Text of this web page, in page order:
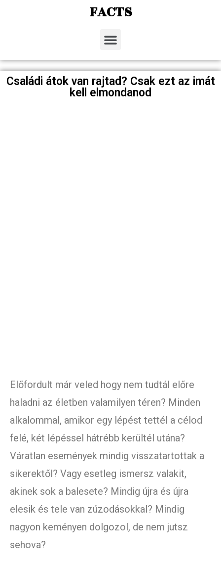
FACTS
Családi átok van rajtad? Csak ezt az imát
kell elmondanod
Előfordult már veled hogy nem tudtál előre
haladni az életben valamilyen téren? Minden
alkalommal, amikor egy lépést tettél a célod
felé, két lépéssel hátrébb kerültél utána?
Váratlan események mindig visszatartottak a
sikerektől? Vagy esetleg ismersz valakit,
akinek sok a balesete? Mindig újra és újra
elesik és tele van zúzodásokkal? Mindig
nagyon keményen dolgozol, de nem jutsz
sehova?